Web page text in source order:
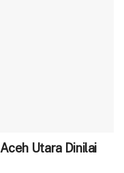
Utara Dinilai